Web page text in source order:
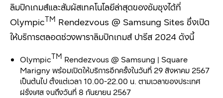
ลิมปิกเกมส์และสัมผัสเทคโนโลยีล่าสุดของซัมซุงได้ที่
OlympicTM Rendezvous @ Samsung Sites ซึ่งเปิด
ให้บริการตลอดช่วงพาราลิมปิกเกมส์ ปารีส 2024 ดังนี้
OlympicTM Rendezvous @ Samsung | Square
Marigny พร้อมเปิดให้บริการอีกครั้งในวันที่ 29 สิงหาคม 2567
เป็นต้นไป ตั้งแต่เวลา 10.00-22.00 น. ตามเวลาของประเทศ
ฝรั่งเศส จนถึงวันที่ 8 กันยายน 2567